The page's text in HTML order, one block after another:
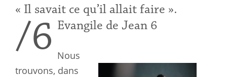
« Il savait ce qu’il allait faire ».
Evangile de Jean 6
/6 Nous
trouvons, dans